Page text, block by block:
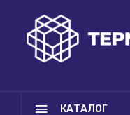
КАТАЛОГ